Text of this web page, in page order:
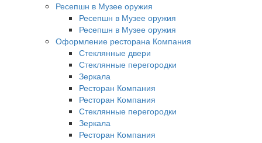
Ресепшн в Музее оружия
Ресепшн в Музее оружия
Ресепшн в Музее оружия
Оформление ресторана Компания
Стеклянные двери
Стеклянные перегородки
Зеркала
Ресторан Компания
Ресторан Компания
Стеклянные перегородки
Зеркала
Ресторан Компания